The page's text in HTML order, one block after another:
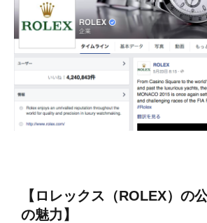
【ロレックス（ROLEX）の
の魅力】